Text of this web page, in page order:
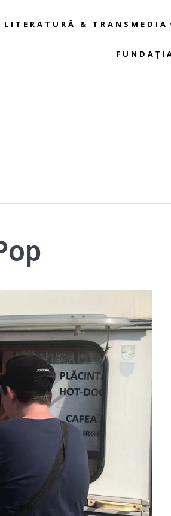
LITERATURĂ & TRANSMEDIA